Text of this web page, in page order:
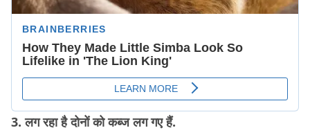
3. लग रहा है दोनों को कब्ज लग गए हैं.